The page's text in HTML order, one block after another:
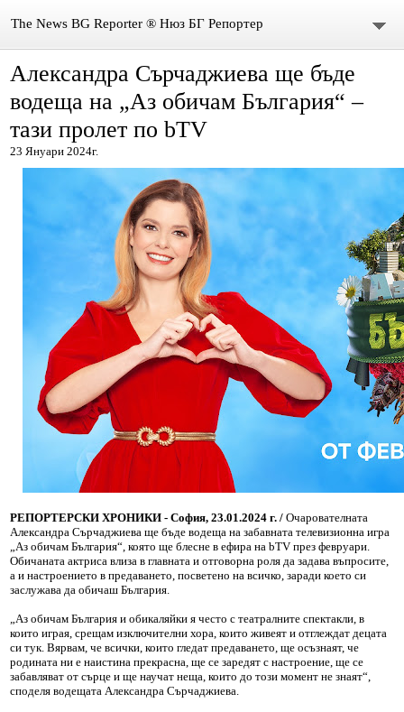
The News BG Reporter ® Нюз БГ Репортер
НОВИНИ
ЗА НАС
КОНТАКТИ
Иван Върбанов – журналист | The News BG Reporter
РЕДАКЦИОННА ПОЛИТИКА НА THE NEWS BG REPORTER
Александра Сърчаджиева ще бъде
водеща на „Аз обичам България“ –
тази пролет по bTV
23 Януари 2024г.
РЕПОРТЕРСКИ ХРОНИКИ - София, 23.01.2024 г. / Очарователната
Александра Сърчаджиева ще бъде водеща на забавната телевизионна игра
„Аз обичам България“, която ще блесне в ефира на bTV през февруари.
Обичаната актриса влиза в главната и отговорна роля да задава въпросите,
а и настроението в предаването, посветено на всичко, заради което си
заслужава да обичаш България.
„Аз обичам България и обикаляйки я често с театралните спектакли, в
които играя, срещам изключителни хора, които живеят и отглеждат децата
си тук. Вярвам, че всички, които гледат предаването, ще осъзнаят, че
родината ни е наистина прекрасна, ще се заредят с настроение, ще се
забавляват от сърце и ще научат неща, които до този момент не знаят“,
споделя водещата Александра Сърчаджиева.